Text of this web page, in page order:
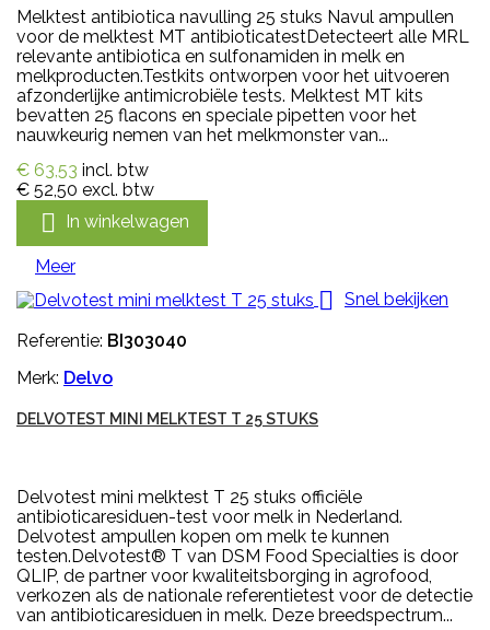
Melktest antibiotica navulling 25 stuks Navul ampullen
voor de melktest MT antibioticatestDetecteert alle MRL
relevante antibiotica en sulfonamiden in melk en
melkproducten.Testkits ontworpen voor het uitvoeren
afzonderlijke antimicrobiële tests. Melktest MT kits
bevatten 25 flacons en speciale pipetten voor het
nauwkeurig nemen van het melkmonster van...
€ 63,53 incl. btw
€ 52,50 excl. btw
 In winkelwagen
Meer

Snel bekijken
Referentie: BI303040
Merk: Delvo
DELVOTEST MINI MELKTEST T 25 STUKS
Delvotest mini melktest T 25 stuks officiële
antibioticaresiduen-test voor melk in Nederland.
Delvotest ampullen kopen om melk te kunnen
testen.Delvotest® T van DSM Food Specialties is door
QLIP, de partner voor kwaliteitsborging in agrofood,
verkozen als de nationale referentietest voor de detectie
van antibioticaresiduen in melk. Deze breedspectrum...